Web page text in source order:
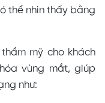
thể nhìn thấy bằng
mỹ cho khách
vùng mắt, giúp
như: